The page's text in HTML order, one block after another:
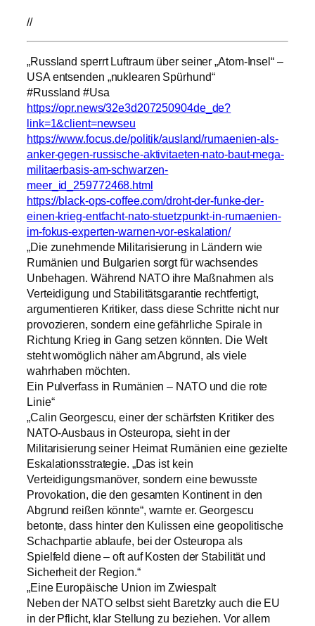
//
„Russland sperrt Luftraum über seiner „Atom-Insel“ –
USA entsenden „nuklearen Spürhund“
#Russland #Usa
https://opr.news/32e3d207250904de_de?
link=1&client=newseu
https://www.focus.de/politik/ausland/rumaenien-als-
anker-gegen-russische-aktivitaeten-nato-baut-mega-
militaerbasis-am-schwarzen-
meer_id_259772468.html
https://black-ops-coffee.com/droht-der-funke-der-
einen-krieg-entfacht-nato-stuetzpunkt-in-rumaenien-
im-fokus-experten-warnen-vor-eskalation/
„Die zunehmende Militarisierung in Ländern wie
Rumänien und Bulgarien sorgt für wachsendes
Unbehagen. Während NATO ihre Maßnahmen als
Verteidigung und Stabilitätsgarantie rechtfertigt,
argumentieren Kritiker, dass diese Schritte nicht nur
provozieren, sondern eine gefährliche Spirale in
Richtung Krieg in Gang setzen könnten. Die Welt
steht womöglich näher am Abgrund, als viele
wahrhaben möchten.
Ein Pulverfass in Rumänien – NATO und die rote
Linie“
„Calin Georgescu, einer der schärfsten Kritiker des
NATO-Ausbaus in Osteuropa, sieht in der
Militarisierung seiner Heimat Rumänien eine gezielte
Eskalationsstrategie. „Das ist kein
Verteidigungsmanöver, sondern eine bewusste
Provokation, die den gesamten Kontinent in den
Abgrund reißen könnte“, warnte er. Georgescu
betonte, dass hinter den Kulissen eine geopolitische
Schachpartie ablaufe, bei der Osteuropa als
Spielfeld diene – oft auf Kosten der Stabilität und
Sicherheit der Region.“
„Eine Europäische Union im Zwiespalt
Neben der NATO selbst sieht Baretzky auch die EU
in der Pflicht, klar Stellung zu beziehen. Vor allem